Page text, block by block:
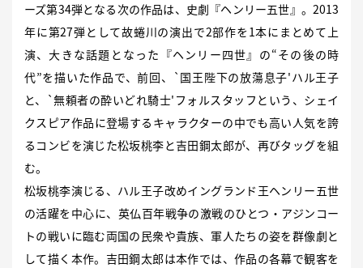
ーズ第34弾となる次の作品は、史劇『ヘンリー五世』。2013
年に第27弾として故蜷川の演出で2部作を1本にまとめて上
演、大きな話題となった『ヘンリー四世』の“その後の時
代”を描いた作品で、前回、`国王陛下の放蕩息子'ハル王子
と、`無頼者の酔いどれ騎士'フォルスタッフという、シェイ
クスピア作品に登場するキャラクターの中でも高い人気を誇
るコンビを演じた松坂桃李と吉田鋼太郎が、再びタッグを組
む。
松坂桃李演じる、ハル王子改めイングランド王ヘンリー五世
の活躍を中心に、英仏百年戦争の激戦のひとつ・アジンコー
トの戦いに臨む両国の民衆や貴族、軍人たちの姿を群像劇と
して描く本作。吉田鋼太郎は本作では、作品の各幕で観客を